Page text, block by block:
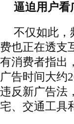
逼迫用户看
不仅如此，
费也正在透支
有消费者指出
广告时间大约
违反新广告法
宅、交通工具